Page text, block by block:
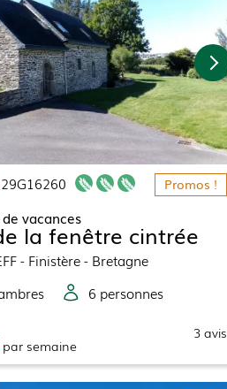
29G16260 Promos !
vacances
la fenêtre cintrée
- Finistère - Bretagne
s 6 personnes
par semaine
3avis